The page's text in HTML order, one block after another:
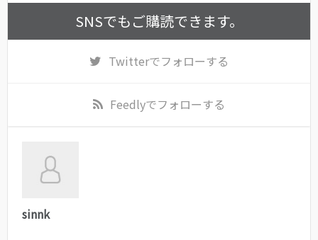
SNSでもご購読できます。
Twitterでフォローする
Feedlyでフォローする
sinnk